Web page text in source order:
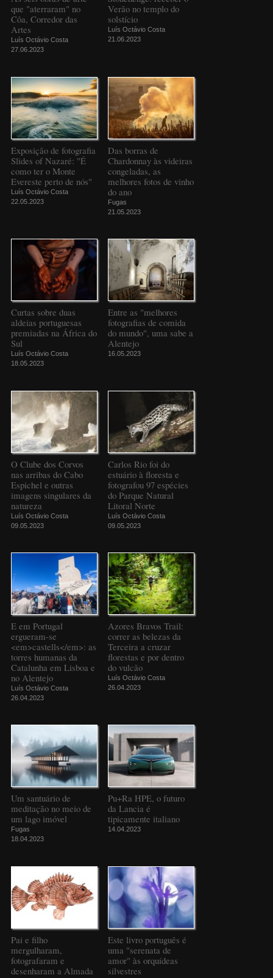
que "aterraram" no
Côa, Corredor das
Artes
Luís Octávio Costa
27.06.2023
Verão no templo do
solstício
Luís Octávio Costa
21.06.2023
Exposição de fotografia
Slides of Nazaré: "É
como ter o Monte
Evereste perto de nós"
Luís Octávio Costa
22.05.2023
Das borras de
Chardonnay às videiras
congeladas, as
melhores fotos de vinho
do ano
Fugas
21.05.2023
Curtas sobre duas
aldeias portuguesas
premiadas na África do
Sul
Luís Octávio Costa
18.05.2023
Entre as "melhores
fotografias de comida
do mundo", uma sabe a
Alentejo
16.05.2023
O Clube dos Corvos
nas arribas do Cabo
Espichel e outras
imagens singulares da
natureza
Luís Octávio Costa
09.05.2023
Carlos Rio foi do
estuário à floresta e
fotografou 97 espécies
do Parque Natural
Litoral Norte
Luís Octávio Costa
09.05.2023
E em Portugal
ergueram-se
<em>castells</em>: as
torres humanas da
Catalunha em Lisboa e
no Alentejo
Luís Octávio Costa
26.04.2023
Azores Bravos Trail:
correr as belezas da
Terceira a cruzar
florestas e por dentro
do vulcão
Luís Octávio Costa
26.04.2023
Um santuário de
meditação no meio de
um lago imóvel
Fugas
18.04.2023
Pu+Ra HPE, o futuro
da Lancia é
tipicamente italiano
14.04.2023
Pai e filho
mergulharam,
fotografaram e
desenharam a Almada
Este livro português é
uma "serenata de
amor" às orquídeas
silvestres